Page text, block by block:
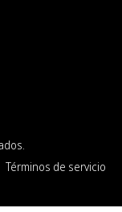
Términos de servicio